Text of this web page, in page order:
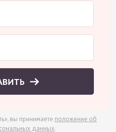
вы принимаете положение об
данных.